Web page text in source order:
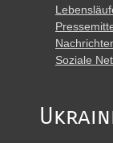
Soziale